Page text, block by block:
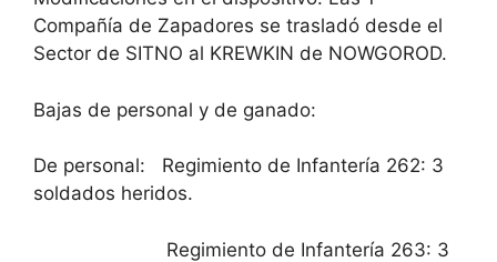
Compañía de Zapadores se trasladó desde el
Sector de SITNO al KREWKIN de NOWGOROD.
Bajas de personal y de ganado:
De personal: Regimiento de Infantería 262: 3
soldados heridos.
Regimiento de Infantería 263: 3